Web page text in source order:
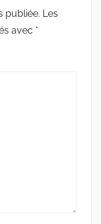
publiée. Les
avec *